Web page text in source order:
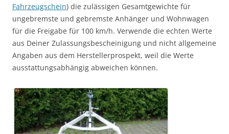
Fahrzeugschein) die zulässigen Gesamtgewichte für
ungebremste und gebremste Anhänger und Wohnwagen
für die Freigabe für 100 km/h. Verwende die echten Werte
aus Deiner Zulassungsbescheinigung und nicht allgemeine
Angaben aus dem Herstellerprospekt, weil die Werte
ausstattungsabhängig abweichen können.